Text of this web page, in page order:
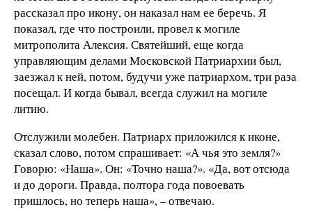
рассказал про икону, он наказал нам ее беречь. Я
показал, где что построили, провел к могиле
митрополита Алексия. Святейший, еще когда
управляющим делами Московской Патриархии был,
заезжал к ней, потом, будучи уже патриархом, три раза
посещал. И когда бывал, всегда служил на могиле
литию.
Отслужили молебен. Патриарх приложился к иконе,
сказал слово, потом спрашивает: «А чья это земля?»
Говорю: «Наша». Он: «Точно наша?». «Да, вот отсюда
и до дороги. Правда, полтора года повоевать
пришлось, но теперь наша», – отвечаю.